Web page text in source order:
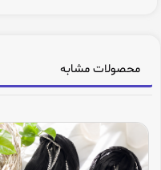
محصولات مشابه